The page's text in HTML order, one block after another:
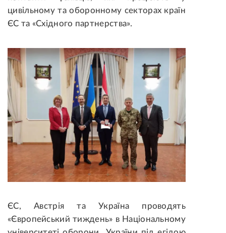
цивільному та оборонному секторах країн
ЄС та «Східного партнерства».
ЄС, Австрія та Україна проводять
«Європейський тиждень» в Національному